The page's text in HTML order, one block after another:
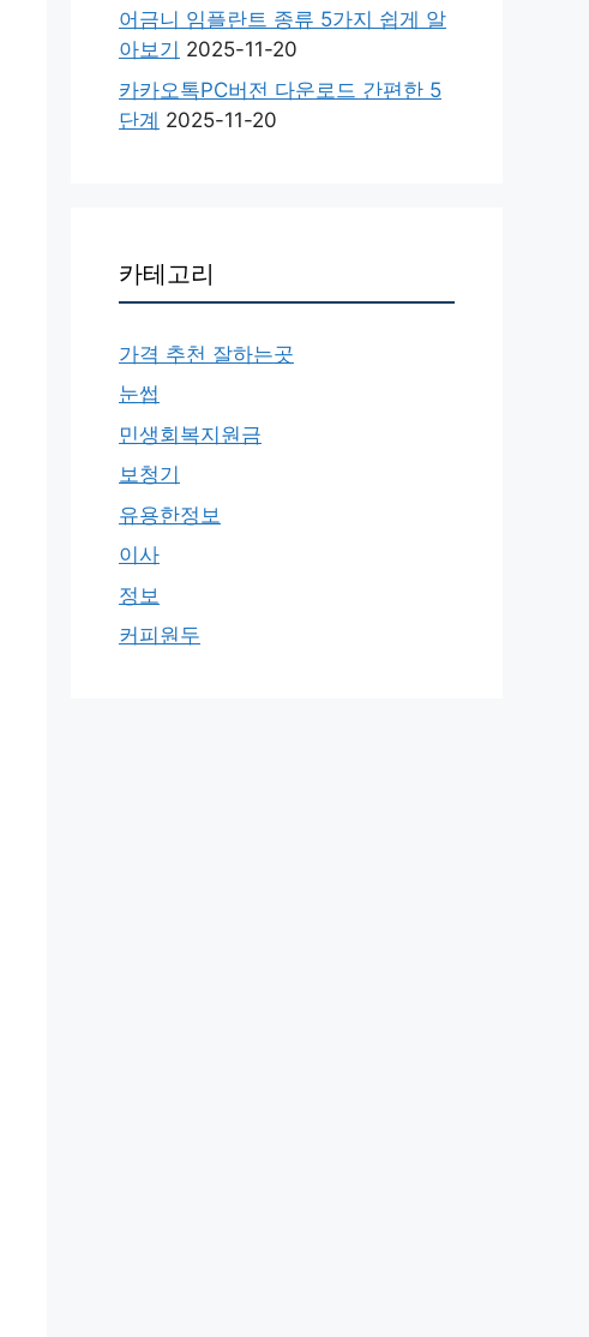
어금니 임플란트 종류 5가지 쉽게 알
아보기 2025-11-20
카카오톡PC버전 다운로드 간편한 5
단계 2025-11-20
카테고리
가격 추천 잘하는곳
눈썹
민생회복지원금
보청기
유용한정보
이사
정보
커피원두